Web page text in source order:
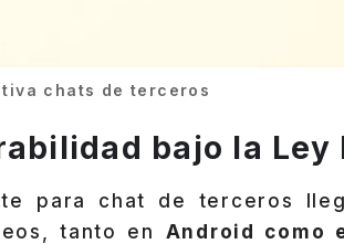
chats de terceros
bajo la Ley
para chat de terceros
tanto en Android como